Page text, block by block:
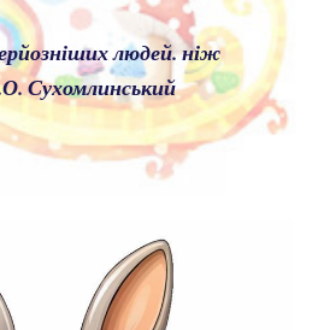
людей. ніж
Сухомлинський